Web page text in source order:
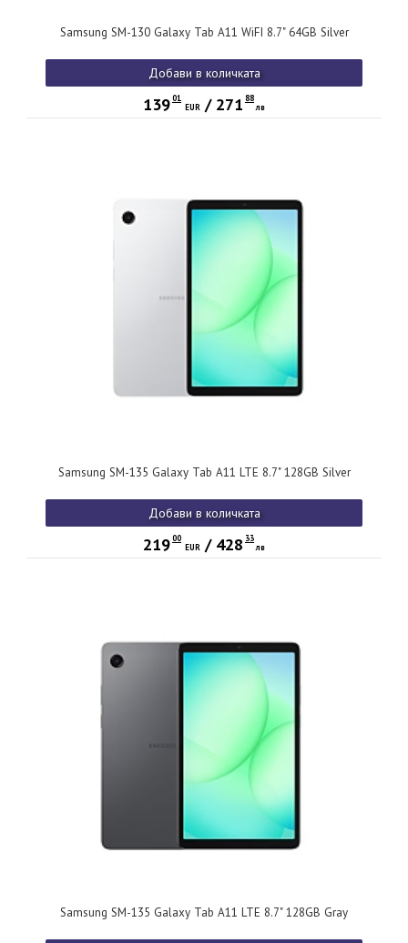
Samsung SM-130 Galaxy Tab A11 WiFI 8.7" 64GB Silver
Добави в количката
13901
EUR / 271 88
лв
Samsung SM-135 Galaxy Tab A11 LTE 8.7" 128GB Silver
Добави в количката
21900
EUR / 428 33
лв
Samsung SM-135 Galaxy Tab A11 LTE 8.7" 128GB Gray